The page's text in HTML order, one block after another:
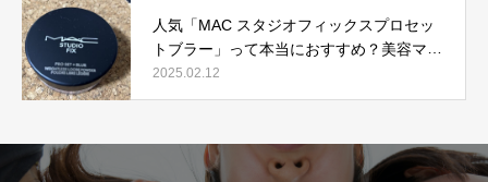
人気「MAC スタジオフィックスプロセッ
トブラー」って本当におすすめ？美容マニ
アが実際使用して口コミを検証！
2025.02.12